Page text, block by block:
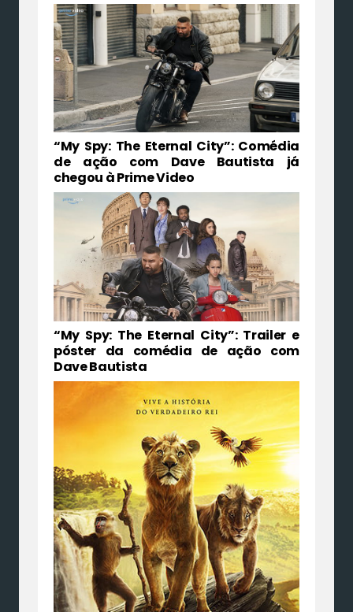
“My Spy: The Eternal City”: Comédia
de ação com Dave Bautista já
chegou à Prime Video
“My Spy: The Eternal City”: Trailer e
póster da comédia de ação com
Dave Bautista